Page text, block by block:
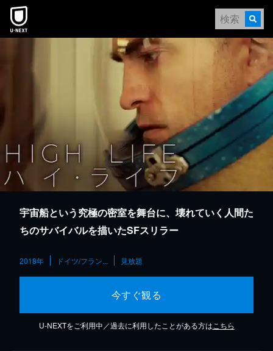
本文へスキップ
宇宙船という究極の密室を舞台に、壊れていく人間た
ちのサバイバルを描いたSFスリラー
2018年 ドイツ/フラン... 見放題
今すぐ観る
U-NEXTをご利用中／過去に利用したことがある方は こちら